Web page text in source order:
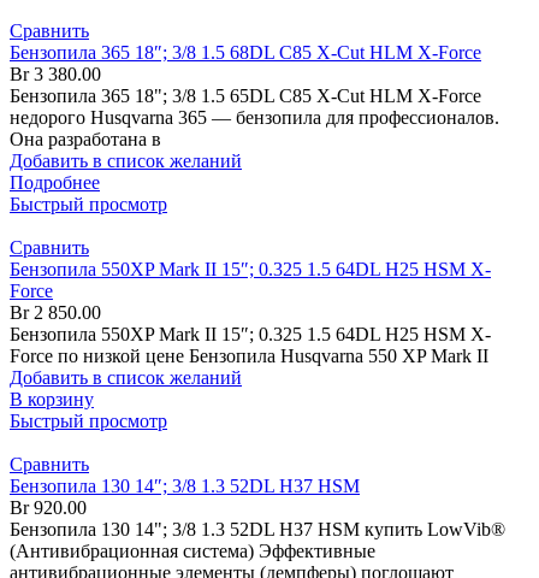
Сравнить
Бензопила 365 18″; 3/8 1.5 68DL C85 X-Cut HLM X-Force
Br3 380.00
Бензопила 365 18"; 3/8 1.5 65DL C85 X-Cut HLM X-Force
недорого Husqvarna 365 — бензопила для профессионалов.
Она разработана в
Добавить в список желаний
Подробнее
Быстрый просмотр
Сравнить
Бензопила 550XP Mark II 15″; 0.325 1.5 64DL H25 HSM X-
Force
Br2 850.00
Бензопила 550XP Mark II 15″; 0.325 1.5 64DL H25 HSM X-
Force по низкой цене Бензопила Husqvarna 550 XP Mark II
Добавить в список желаний
В корзину
Быстрый просмотр
Сравнить
Бензопила 130 14″; 3/8 1.3 52DL H37 HSM
Br920.00
Бензопила 130 14"; 3/8 1.3 52DL H37 HSM купить LowVib®
(Антивибрационная система) Эффективные
антивибрационные элементы (демпферы) поглощают